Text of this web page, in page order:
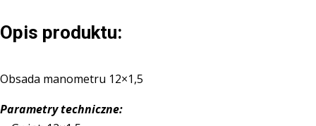
Opis produktu:
Obsada manometru 12×1,5
Parametry techniczne: